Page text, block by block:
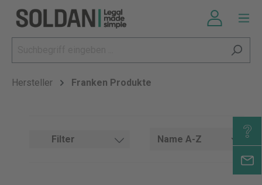
Hersteller Franken Produkte
Filter